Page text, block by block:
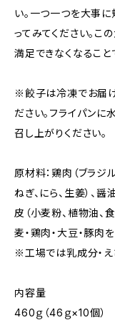
い。一つ一つを大事
ってみてください。
満足できなくなること
※餃子は冷凍でお届け
ださい。フライパンに
召し上がりください。
原材料：鶏肉（ブラジ
ねぎ、にら、生姜）、
皮（小麦粉、植物油、
麦・鶏肉・大豆・豚肉を
※工場では乳成分・え
内容量
460ｇ（46ｇ×10個）